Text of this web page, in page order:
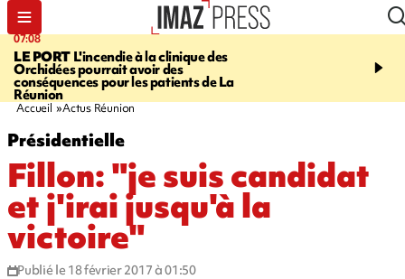
07:08
LE PORT L'incendie à la clinique des
Orchidées pourrait avoir des
conséquences pour les patients de La
Réunion
09:56
Accueil Actus Réunion
Présidentielle
Fillon: "je suis candidat
et j'irai jusqu'à la
victoire"
Publié le 18 février 2017 à 01:50